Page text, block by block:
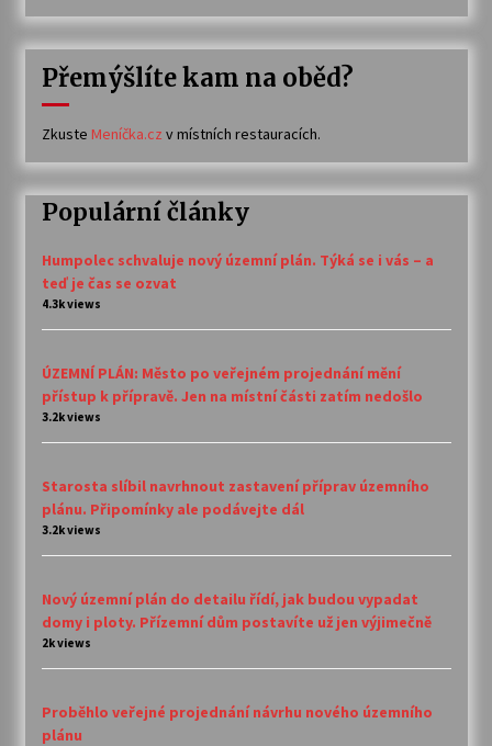
Přemýšlíte kam na oběd?
Zkuste Meníčka.cz v místních restauracích.
Populární články
Humpolec schvaluje nový územní plán. Týká se i vás – a
teď je čas se ozvat
4.3k views
ÚZEMNÍ PLÁN: Město po veřejném projednání mění
přístup k přípravě. Jen na místní části zatím nedošlo
3.2k views
Starosta slíbil navrhnout zastavení příprav územního
plánu. Připomínky ale podávejte dál
3.2k views
Nový územní plán do detailu řídí, jak budou vypadat
domy i ploty. Přízemní dům postavíte už jen výjimečně
2k views
Proběhlo veřejné projednání návrhu nového územního
plánu